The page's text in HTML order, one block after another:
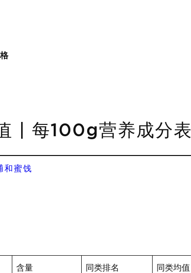
| 每100g营养成分表
和蜜饯
含量 同类排名 同类均值